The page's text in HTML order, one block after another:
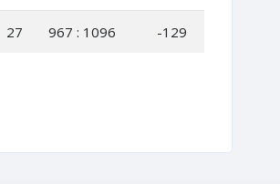
27 967 : 1096 -129